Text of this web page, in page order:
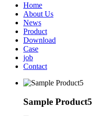
Home
About Us
News
Product
Download
Case
job
Contact
Sample Product5